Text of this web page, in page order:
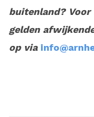
buitenland? Voor
gelden
op via